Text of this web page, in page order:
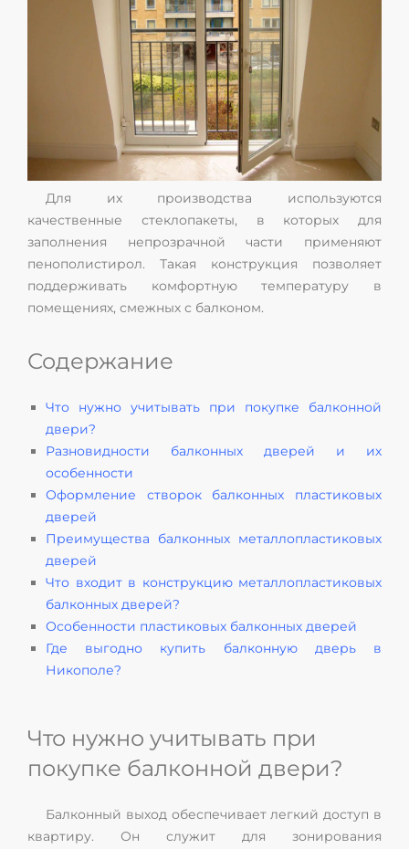
Для их производства используются
качественные стеклопакеты, в которых для
заполнения непрозрачной части применяют
пенополистирол. Такая конструкция позволяет
поддерживать комфортную температуру в
помещениях, смежных с балконом.
Содержание
Что нужно учитывать при покупке балконной
двери?
Разновидности балконных дверей и их
особенности
Оформление створок балконных пластиковых
дверей
Преимущества балконных металлопластиковых
дверей
Что входит в конструкцию металлопластиковых
балконных дверей?
Особенности пластиковых балконных дверей
Где выгодно купить балконную дверь в
Никополе?
Что нужно учитывать при
покупке балконной двери?
Балконный выход обеспечивает легкий доступ в
квартиру. Он служит для зонирования